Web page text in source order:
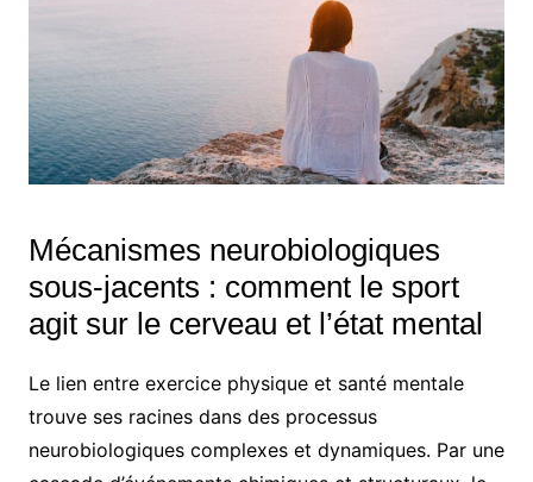
Mécanismes neurobiologiques
sous-jacents : comment le sport
agit sur le cerveau et l’état mental
Le lien entre exercice physique et santé mentale
trouve ses racines dans des processus
neurobiologiques complexes et dynamiques. Par une